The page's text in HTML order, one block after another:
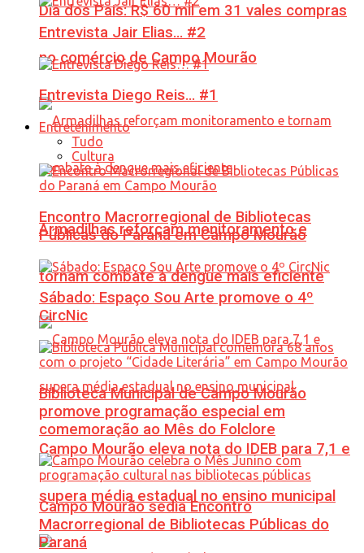
Dia dos Pais: R$ 60 mil em 31 vales compras
no comércio de Campo Mourão
Armadilhas reforçam monitoramento e
tornam combate à dengue mais eficiente
Campo Mourão eleva nota do IDEB para 7,1 e
supera média estadual no ensino municipal
Entrevista Jair Elias… #2
Entrevista Diego Reis… #1
Entretenimento
Tudo
Cultura
Encontro Macrorregional de Bibliotecas
Públicas do Paraná em Campo Mourão
Sábado: Espaço Sou Arte promove o 4º
CircNic
Biblioteca Municipal de Campo Mourão
promove programação especial em
comemoração ao Mês do Folclore
Campo Mourão sedia Encontro
Macrorregional de Bibliotecas Públicas do
Paraná